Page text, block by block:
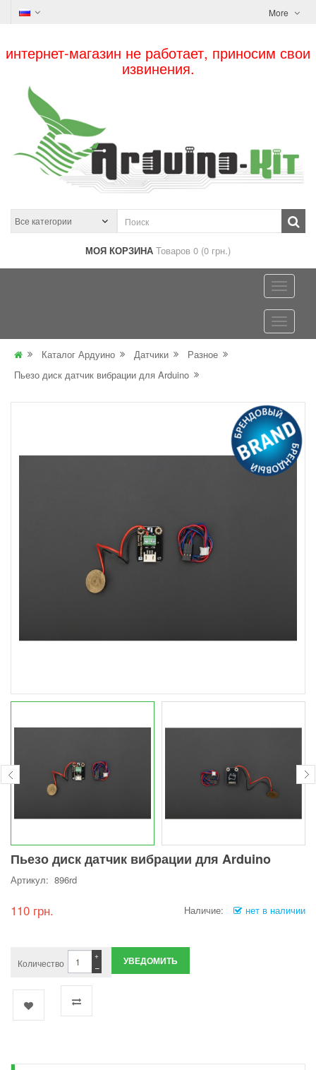
More
интернет-магазин не работает, приносим свои
извинения.
МОЯ КОРЗИНА Товаров 0 (0 грн.)
Каталог Ардуино Датчики
Разное
Пьезо диск датчик вибрации для Arduino
Пьезо диск датчик вибрации для Arduino
Артикул: 896rd
110 грн. Наличие: нет в наличии
Количество −
+ УВЕДОМИТЬ